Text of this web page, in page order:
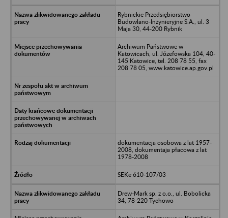
Rybnickie Przedsiębiorstwo
Budowlano-Inżynieryjne S.A., ul. 3
Maja 30, 44-200 Rybnik
Archiwum Państwowe w
Katowicach, ul. Józefowska 104, 40-
145 Katowice, tel. 208 78 55, fax
208 78 05, www.katowice.ap.gov.pl
dokumentacja osobowa z lat 1957-
2008, dokumentaja płacowa z lat
1978-2008
SEKe 610-107/03
Drew-Mark sp. z o.o., ul. Bobolicka
34, 78-220 Tychowo